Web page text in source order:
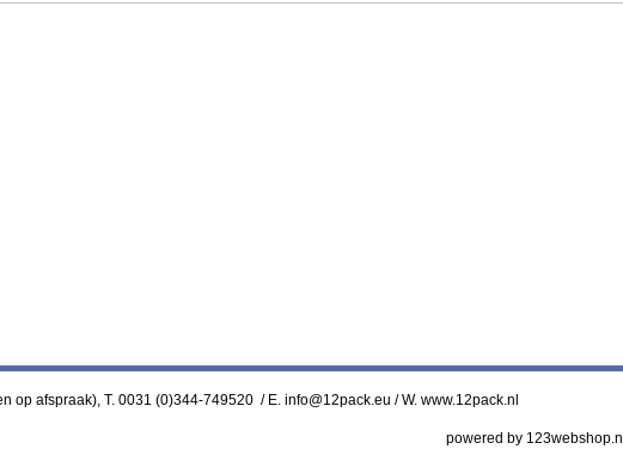
op afspraak), T. 0031 (0)344-749520 / E. info@12pack.eu / W. www.12pack.nl
powered by 123webshop.nl